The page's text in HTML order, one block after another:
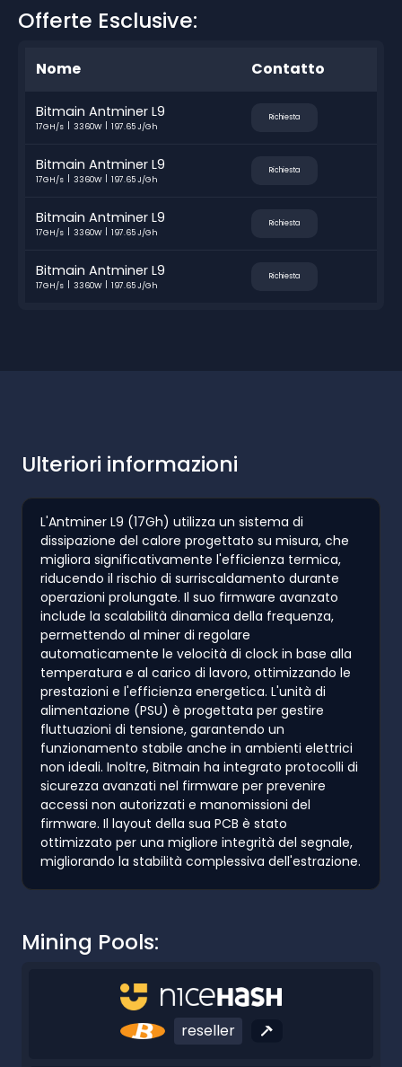
Offerte Esclusive:
Nome Contatto
Bitmain Antminer L9
17GH/s 3360W 197.65 J/Gh
Richiesta
Bitmain Antminer L9
17GH/s 3360W 197.65 J/Gh
Richiesta
Bitmain Antminer L9
17GH/s 3360W 197.65 J/Gh
Richiesta
Bitmain Antminer L9
17GH/s 3360W 197.65 J/Gh
Richiesta
Ulteriori informazioni
L'Antminer L9 (17Gh) utilizza un sistema di
dissipazione del calore progettato su misura, che
migliora significativamente l'efficienza termica,
riducendo il rischio di surriscaldamento durante
operazioni prolungate. Il suo firmware avanzato
include la scalabilità dinamica della frequenza,
permettendo al miner di regolare
automaticamente le velocità di clock in base alla
temperatura e al carico di lavoro, ottimizzando le
prestazioni e l'efficienza energetica. L'unità di
alimentazione (PSU) è progettata per gestire
fluttuazioni di tensione, garantendo un
funzionamento stabile anche in ambienti elettrici
non ideali. Inoltre, Bitmain ha integrato protocolli di
sicurezza avanzati nel firmware per prevenire
accessi non autorizzati e manomissioni del
firmware. Il layout della sua PCB è stato
ottimizzato per una migliore integrità del segnale,
migliorando la stabilità complessiva dell'estrazione.
Mining Pools:
reseller